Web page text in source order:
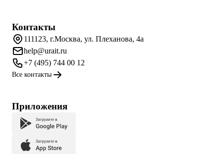
Контакты
111123, г.Москва, ул. Плеханова, 4а
help@urait.ru
+7 (495) 744 00 12
Все контакты
Приложения